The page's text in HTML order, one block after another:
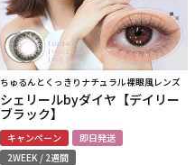
ちゅるんとくっきりナチュラル裸眼風レンズ
シェリールbyダイヤ【デイリー
ブラック】
キャンペーン
即日発送
2WEEK / 2週間